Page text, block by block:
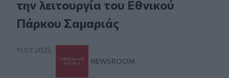
την λειτουργία του Εθνικού
Πάρκου Σαμαριάς
11.07.2025
NEWSROOM